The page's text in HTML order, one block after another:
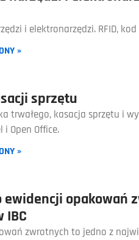
i elektronarzędzi. RFID,
»
sprzętu
trwałego, kasacja sprzętu i
i Open Office.
»
ewidencji opakowań
IBC
zwrotnych to jedno z